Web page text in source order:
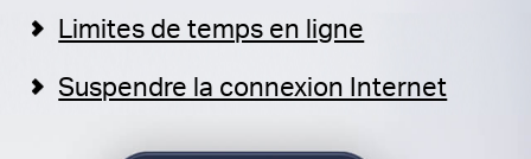
Limites de temps en ligne
Suspendre la connexion Internet